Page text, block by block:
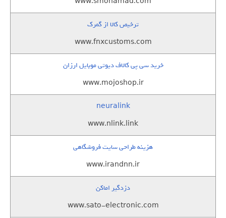
ترخیص کالا از گمرک
www.fnxcustoms.com
خرید سی پی کالاف دیوتی موبایل ارزان
www.mojoshop.ir
neuralink
www.nlink.link
هزینه طراحی سایت فروشگاهی
www.irandnn.ir
دزدگیر اماکن
www.sato-electronic.com